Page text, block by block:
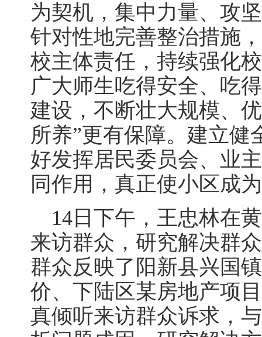
为契机，集中力量、攻
针对性地完善整治措施
校主体责任，持续强化
广大师生吃得安全、吃
建设，不断壮大规模、
所养”更有保障。建立
好发挥居民委员会、业
同作用，真正使小区成
14日下午，王忠林在
来访群众，研究解决群
群众反映了阳新县兴国
价、下陆区某房地产项
真倾听来访群众诉求，